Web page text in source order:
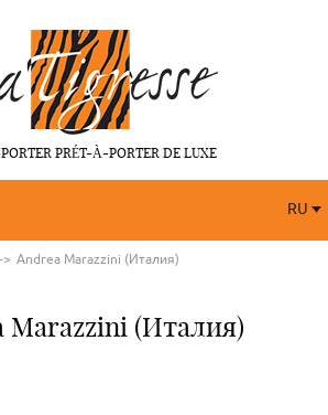
PRÉT-À-PORTER DE LUXE
RU
Andrea Marazzini (Италия)
Marazzini (Италия)